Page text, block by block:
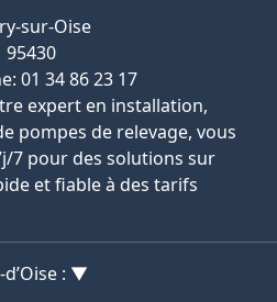
sur-Oise
95430
01 34 86 23 17
expert en installation,
pompes de relevage, vous
7 pour des solutions sur
et fiable à des tarifs
d’Oise : ▼